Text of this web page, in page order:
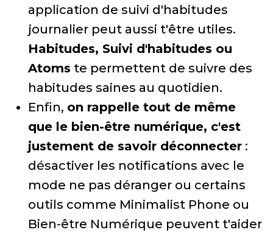
application de suivi d'habitudes
journalier peut aussi t'être utiles.
Habitudes, Suivi d'habitudes ou
Atoms te permettent de suivre des
habitudes saines au quotidien.
Enfin, on rappelle tout de même
que le bien-être numérique, c'est
justement de savoir déconnecter :
désactiver les notifications avec le
mode ne pas déranger ou certains
outils comme Minimalist Phone ou
Bien-être Numérique peuvent t'aider